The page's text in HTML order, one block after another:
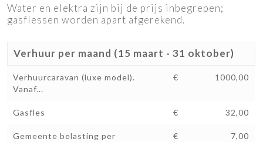
Water en elektra zijn bij de prijs inbegrepen;
gasflessen worden apart afgerekend.
Verhuur per maand (15 maart - 31 oktober)
Verhuurcaravan (luxe model).
Vanaf...
€ 1000,00
Gasfles € 32,00
Gemeente belasting per
€ 7,00